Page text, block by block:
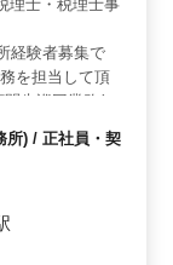
経験者募集で
を担当して頂
先巡回業務(税
指導等) ・各種
所得税) ・給与
係業務 ・確定
企業役員) ・年
社員及びアル
理士資格取得
所) / 正社員・契